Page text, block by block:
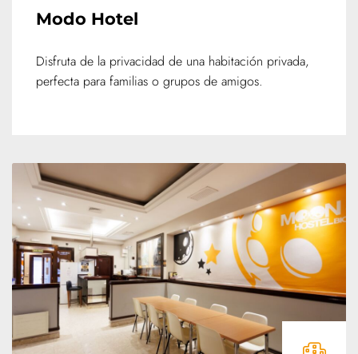
Modo Hotel
Disfruta de la privacidad de una habitación privada,
perfecta para familias o grupos de amigos.